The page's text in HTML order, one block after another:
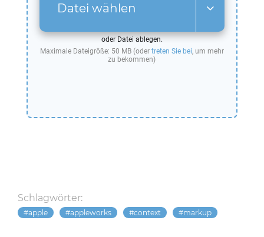
Datei wählen
oder Datei ablegen.
Maximale Dateigröße: 50 MB (oder treten Sie bei, um mehr
zu bekommen)
Schlagwörter:
apple appleworks context markup